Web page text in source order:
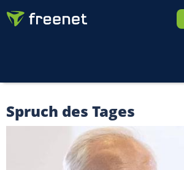
Spruch des Tages